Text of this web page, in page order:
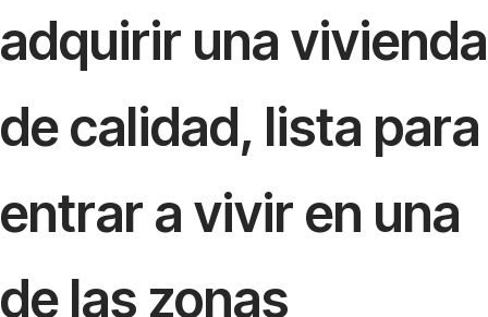
adquirir una vivienda
de calidad, lista para
entrar a vivir en una
de las zonas